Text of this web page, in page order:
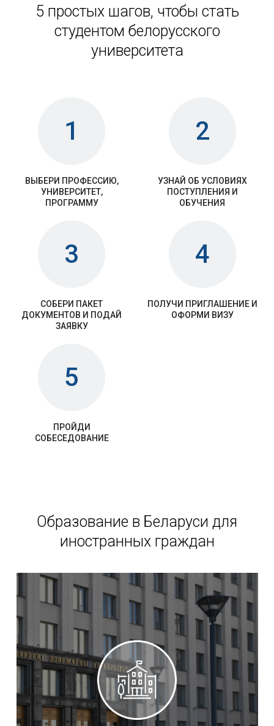
5 простых шагов, чтобы стать
студентом белорусского
университета
1
ВЫБЕРИ ПРОФЕССИЮ,
УНИВЕРСИТЕТ,
ПРОГРАММУ
2
УЗНАЙ ОБ УСЛОВИЯХ
ПОСТУПЛЕНИЯ И
ОБУЧЕНИЯ
3
СОБЕРИ ПАКЕТ
ДОКУМЕНТОВ И ПОДАЙ
ЗАЯВКУ
4
ПОЛУЧИ ПРИГЛАШЕНИЕ И
ОФОРМИ ВИЗУ
5
ПРОЙДИ
СОБЕСЕДОВАНИЕ
Образование в Беларуси для
иностранных граждан